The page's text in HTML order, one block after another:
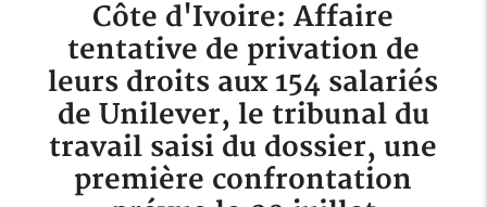
Côte d'Ivoire: Affaire
tentative de privation de
leurs droits aux 154 salariés
de Unilever, le tribunal du
travail saisi du dossier, une
première confrontation